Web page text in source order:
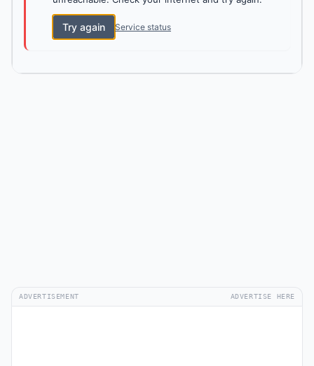
Try again Service status
ADVERTISEMENT ADVERTISE HERE